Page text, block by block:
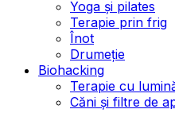
Yoga și pilates
Terapie prin frig
Înot
Drumeție
Biohacking
Terapie cu
Căni și filtre de